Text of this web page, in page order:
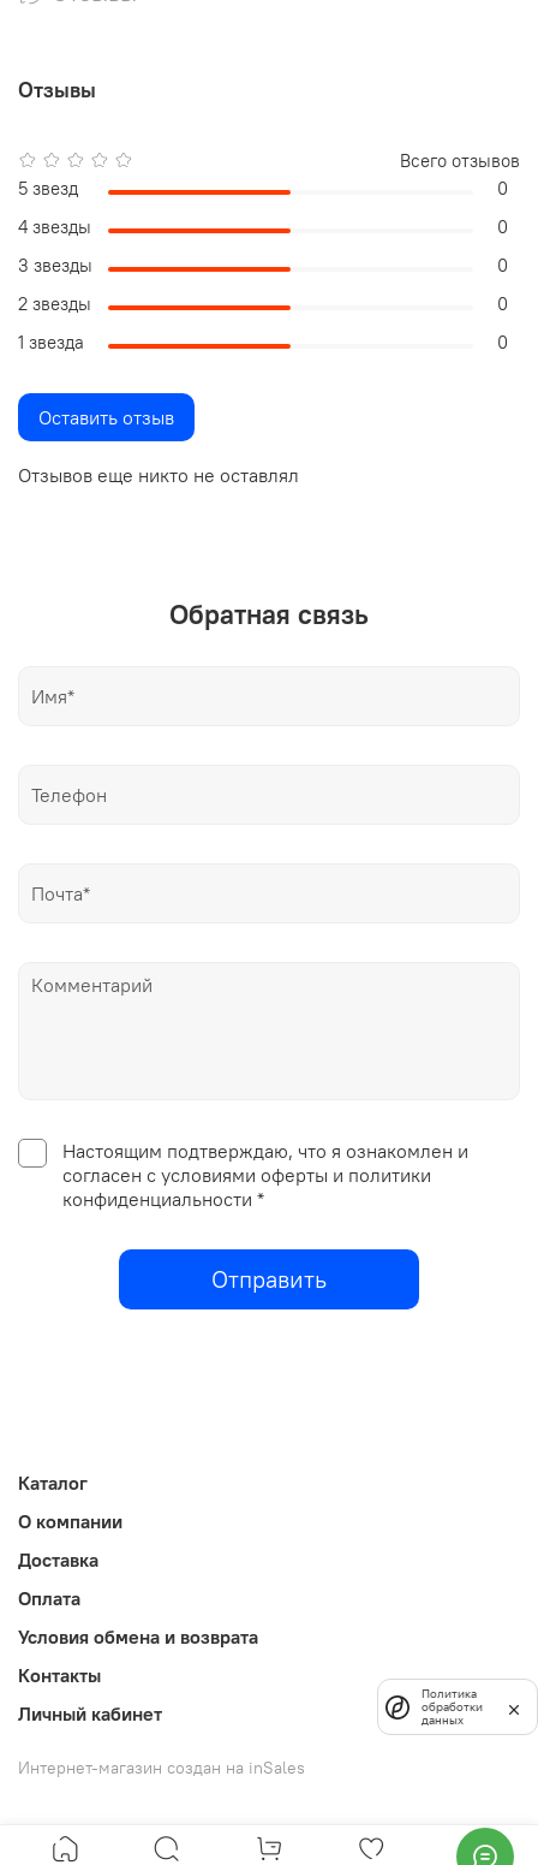
Отзывы
Отзывов еще никто не оставлял
Всего отзывов
5 звезд
0
4 звезды
0
3 звезды
0
2 звезды
0
1 звезда
0
Оставить отзыв
Обратная связь
Настоящим подтверждаю, что я ознакомлен и
согласен с условиями оферты и политики
конфиденциальности *
Отправить
Каталог
О компании
Доставка
Оплата
Условия обмена и возврата
Контакты
Личный кабинет
Интернет-магазин создан на inSales
Политика
обработки
данных